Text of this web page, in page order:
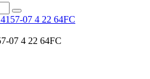
07 4 22 64FC
07 4 22 64FC